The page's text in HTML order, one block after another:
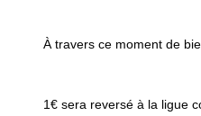
À travers ce moment de
1€ sera reversé à la ligue